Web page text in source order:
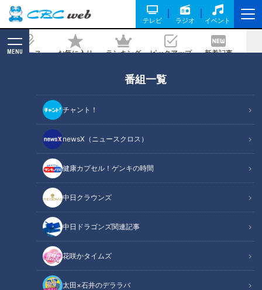
テレビ ラジオ イベント
ニュース お気に入り ランキング ピックアップ 新着記事
MENU
番組一覧
チャント！
newsX（ニュースクロス）
健康カプセル！ゲンキの時間
中日クラウンズ
中日ドラゴンズ関連記事
花咲かタイムズ
太田×石井のデララバ
ぶ岐阜工業高校 航空機械工学科に向かい
ました！
記事に戻る